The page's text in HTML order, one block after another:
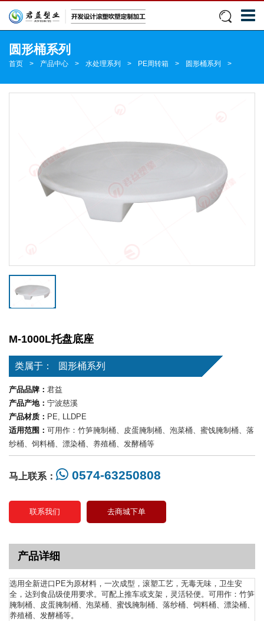
圆形桶系列
首页 > 产品中心 > 水处理系列 > PE周转箱 > 圆形桶系列 >
M-1000L托盘底座
类属于： 圆形桶系列
产品品牌： 君益
产品产地： 宁波慈溪
产品材质： PE, LLDPE
适用范围： 可用作：竹笋腌制桶、皮蛋腌制桶、泡菜桶、蜜饯腌制桶、落
纱桶、饲料桶、漂染桶、养殖桶、发酵桶等
马上联系： 0574-63250808
联系我们 去商城下单
产品详细
选用全新进口PE为原材料，一次成型，滚塑工艺，无毒无味，卫生安
全，达到食品级使用要求。可配上推车或支架，灵活轻便。可用作：竹笋
腌制桶、皮蛋腌制桶、泡菜桶、蜜饯腌制桶、落纱桶、饲料桶、漂染桶、
养殖桶、发酵桶等。